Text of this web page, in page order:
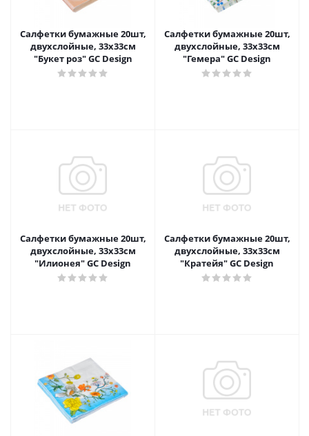
Салфетки бумажные 20шт,
двухслойные, 33x33см
"Букет роз" GC Design
Салфетки бумажные 20шт,
двухслойные, 33x33см
"Гемера" GC Design
Салфетки бумажные 20шт,
двухслойные, 33x33см
"Илионея" GC Design
Салфетки бумажные 20шт,
двухслойные, 33x33см
"Кратейя" GC Design